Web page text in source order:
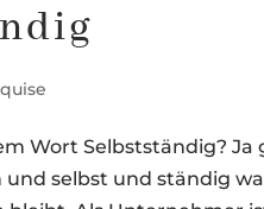
Wort Selbstständig?
selbst und ständig